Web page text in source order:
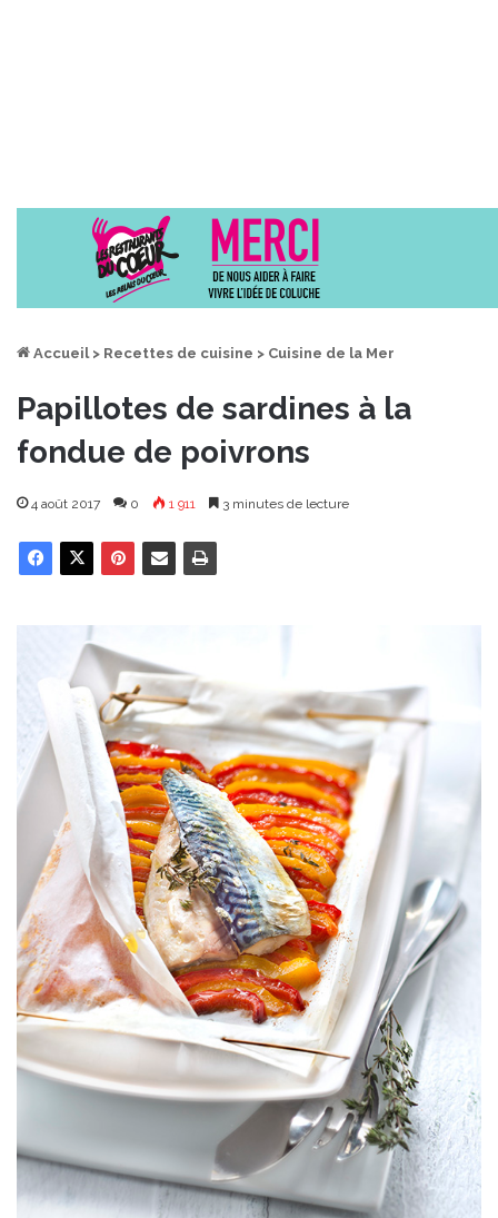
Accueil > Recettes de cuisine > Cuisine de la Mer
Papillotes de sardines à la
fondue de poivrons
4 août 2017 0 1 911 3 minutes de lecture